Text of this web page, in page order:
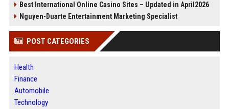
Best International Online Casino Sites – Updated in April2026
Nguyen-Duarte Entertainment Marketing Specialist
POST CATEGORIES
Health
Finance
Automobile
Technology